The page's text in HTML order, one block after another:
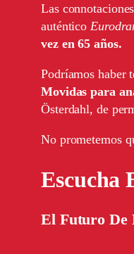
Las
auténtico
vez en 65 años.
Podríamos haber
Movidas para
Österdahl, de
No prometemos
Escucha
El Futuro De